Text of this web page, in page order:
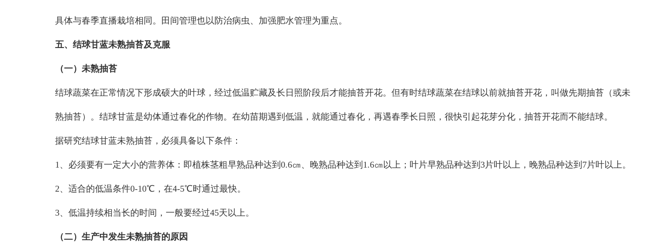
具体与春季直播栽培相同。田间管理也以防治病虫、加强肥水管理为重点。
五、结球甘蓝未熟抽苔及克服
（一）未熟抽苔
结球蔬菜在正常情况下形成硕大的叶球，经过低温贮藏及长日照阶段后才能抽苔开花。但有时结球蔬菜在结球以前就抽苔开花，叫做先期抽苔（或未
熟抽苔）。结球甘蓝是幼体通过春化的作物。在幼苗期遇到低温，就能通过春化，再遇春季长日照，很快引起花芽分化，抽苔开花而不能结球。
据研究结球甘蓝未熟抽苔，必须具备以下条件：
1、 必须要有一定大小的营养体：即植株茎粗早熟品种达到0.6㎝、晚熟品种达到1.6㎝以上；叶片早熟品种达到3片叶以上，晚熟品种达到7片叶以上。
2、适合的低温条件0-10℃，在4-5℃时通过最快。
3、低温持续相当长的时间，一般要经过45天以上。
（二）生产中发生未熟抽苔的原因